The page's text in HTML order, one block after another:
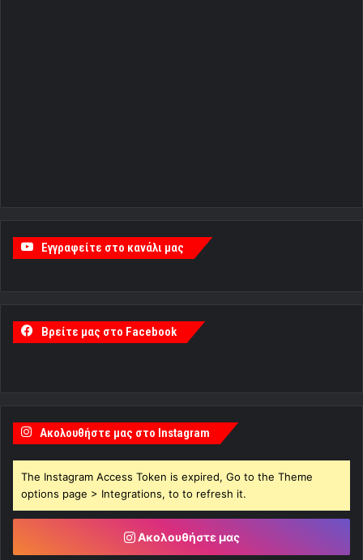
Εγγραφείτε στο κανάλι μας
Βρείτε μας στο Facebook
Ακολουθήστε μας στο Instagram
The Instagram Access Token is expired, Go to the Theme
options page > Integrations, to to refresh it.
Ακολουθήστε μας